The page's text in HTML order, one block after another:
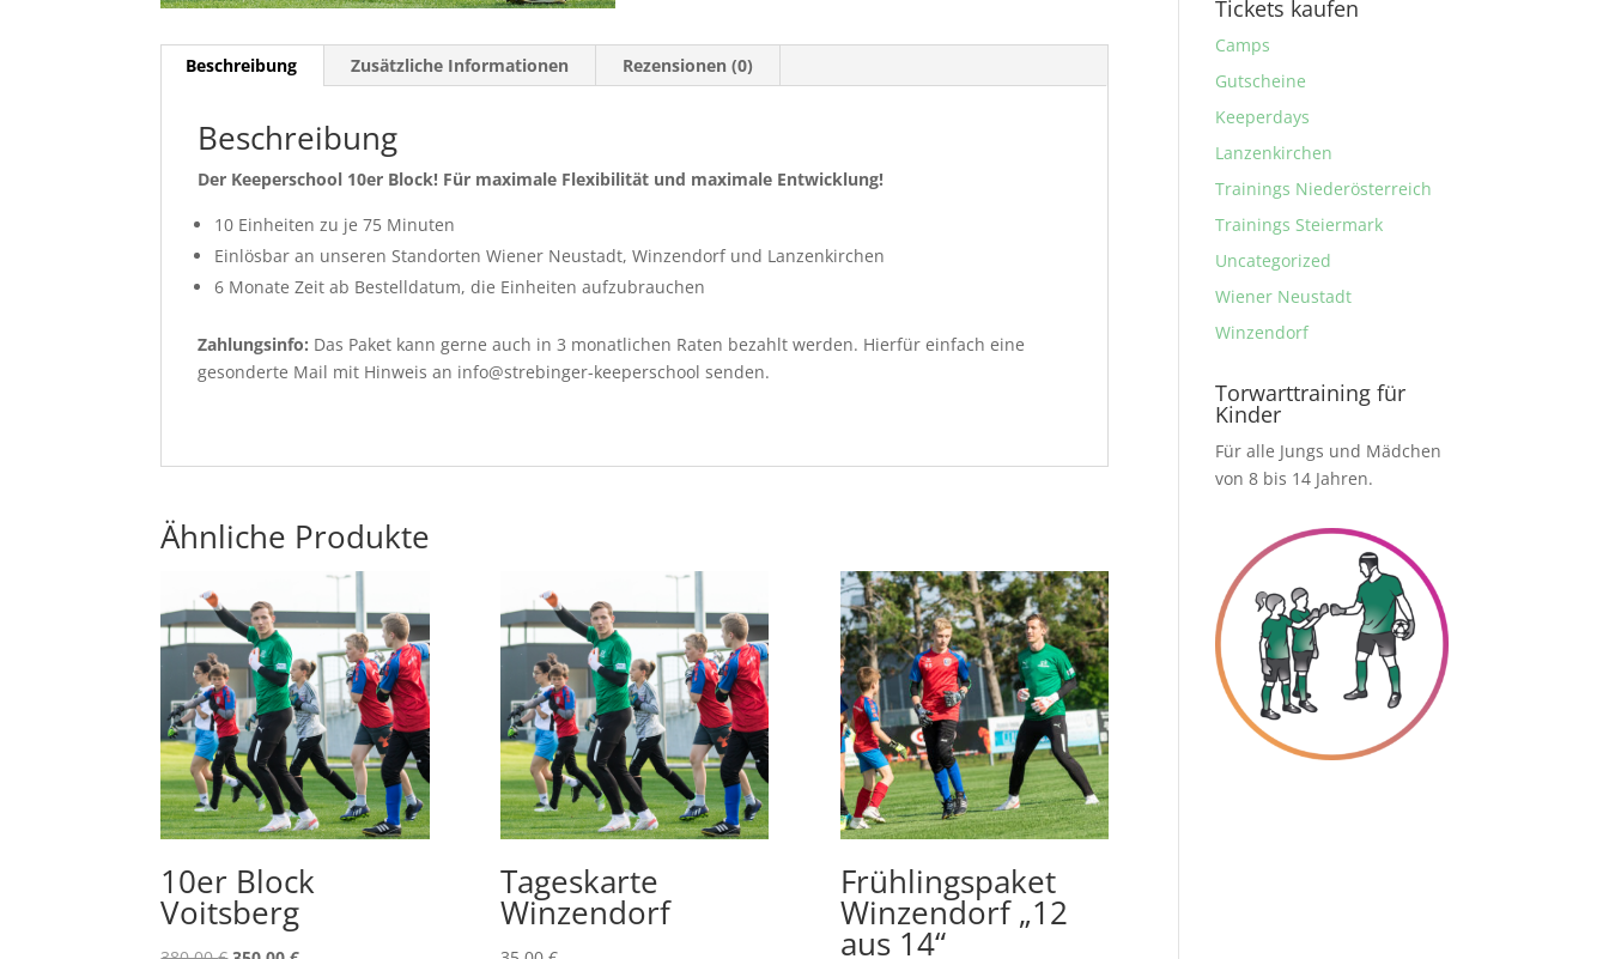
Beschreibung Zusätzliche Informationen Rezensionen (0)
Beschreibung
Der Keeperschool 10er Block! Für maximale Flexibilität und maximale Entwicklung!
10 Einheiten zu je 75 Minuten
Einlösbar an unseren Standorten Wiener Neustadt, Winzendorf und Lanzenkirchen
6 Monate Zeit ab Bestelldatum, die Einheiten aufzubrauchen
Zahlungsinfo: Das Paket kann gerne auch in 3 monatlichen Raten bezahlt werden. Hierfür einfach eine
gesonderte Mail mit Hinweis an info@strebinger-keeperschool senden.
Ähnliche Produkte
10er Block
Voitsberg
Tageskarte
Winzendorf
Frühlingspaket
Winzendorf „12
aus 14“
Tickets kaufen
Camps
Gutscheine
Keeperdays
Lanzenkirchen
Trainings Niederösterreich
Trainings Steiermark
Uncategorized
Wiener Neustadt
Winzendorf
Torwarttraining für
Kinder
Für alle Jungs und Mädchen
von 8 bis 14 Jahren.